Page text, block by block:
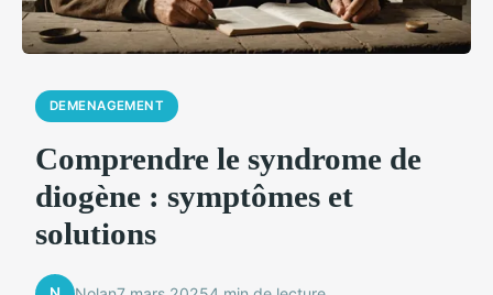
DEMENAGEMENT
Comprendre le syndrome de
diogène : symptômes et
solutions